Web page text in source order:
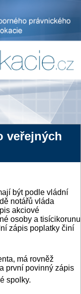
veřejných
být podle vládní
notářů vláda
akciové
osoby a tisícikorunu
zápis poplatky činí
má rovněž
první povinný zápis
spolky.